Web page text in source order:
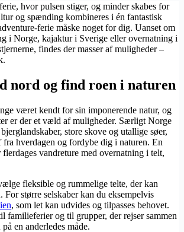
hvor pulsen stiger, og minder skabes for
og spænding kombineres i én fantastisk
ferie måske noget for dig. Uanset om
i Norge, kajaktur i Sverige eller overnatning i
findes der masser af muligheder –
nord og find roen i naturen
været kendt for sin imponerende natur, og
er der et væld af muligheder. Særligt Norge
store skove og utallige søer,
hverdagen og fordybe dig i naturen. En
vandreture med overnatning i telt,
fleksible og rummelige telte, der kan
For større selskaber kan du eksempelvis
, som let kan udvides og tilpasses behovet.
familieferier og til grupper, der rejser sammen
en anderledes måde.